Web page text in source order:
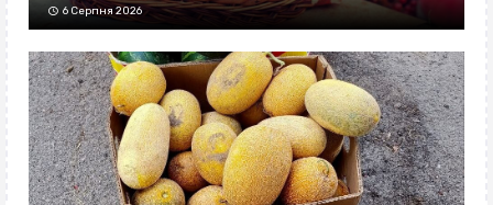
6 Серпня 2026